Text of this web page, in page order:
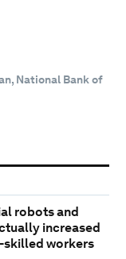
National Bank of
robots and
increased
skilled workers